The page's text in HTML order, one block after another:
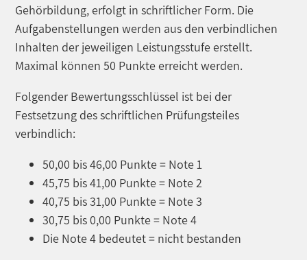
Gehörbildung, erfolgt in schriftlicher Form. Die
Aufgabenstellungen werden aus den verbindlichen
Inhalten der jeweiligen Leistungsstufe erstellt.
Maximal können 50 Punkte erreicht werden.
Folgender Bewertungsschlüssel ist bei der
Festsetzung des schriftlichen Prüfungsteiles
verbindlich:
50,00 bis 46,00 Punkte = Note 1
45,75 bis 41,00 Punkte = Note 2
40,75 bis 31,00 Punkte = Note 3
30,75 bis 0,00 Punkte = Note 4
Die Note 4 bedeutet = nicht bestanden